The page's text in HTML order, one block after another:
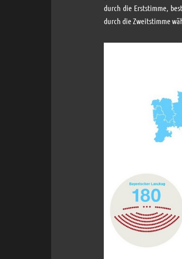
durch die Erststimme,
durch die Zweitstimme